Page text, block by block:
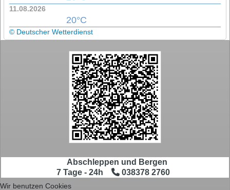
11.08.2026
20°C
© Deutscher Wetterdienst
Abschleppen und Bergen
7 Tage - 24h
038378 2760
Wir benutzen Cookies